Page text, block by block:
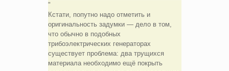
Кстати, попутно надо отметить и
оригинальность задумки — дело в том,
что обычно в подобных
трибоэлектрических генераторах
существует проблема: два трущихся
материала необходимо ещё покрыть